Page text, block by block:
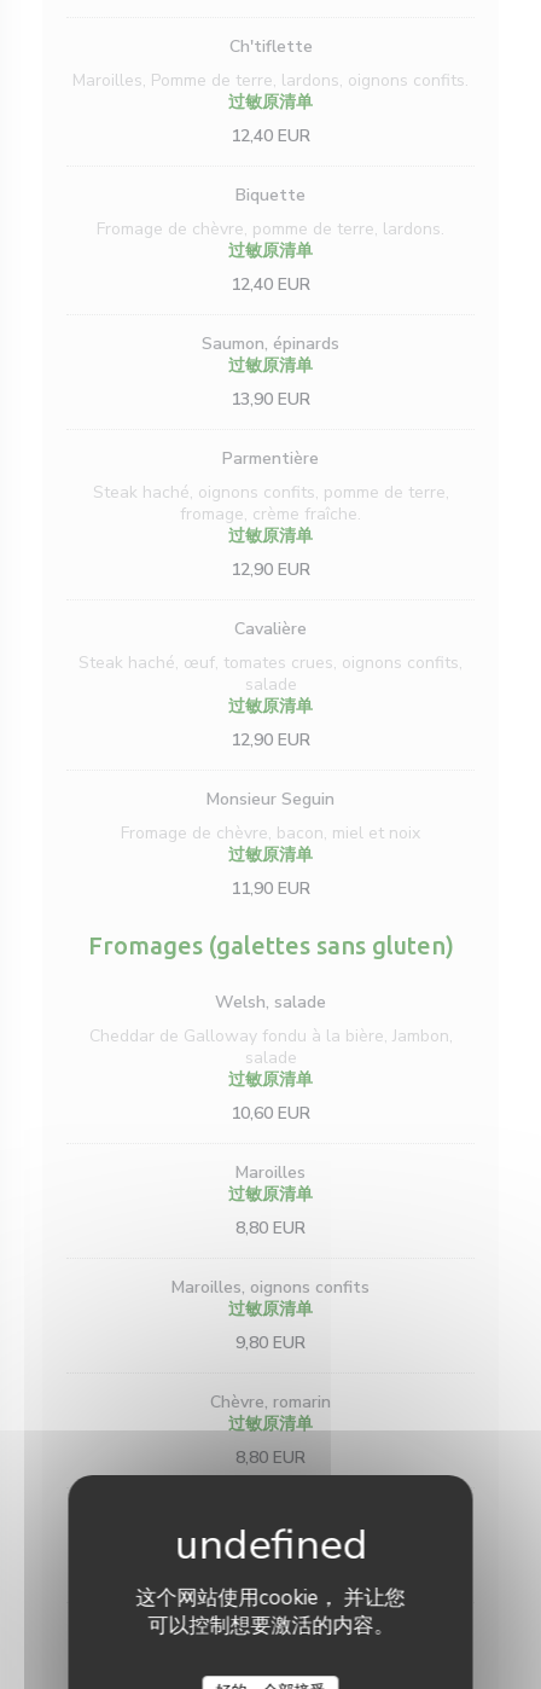
这个网站使用cookie， 并让您
可以控制想要激活的内容。
Ch'tiflette
Maroilles, Pomme de terre, lardons, oignons confits.
过敏原清单
12,40 EUR
Biquette
Fromage de chèvre, pomme de terre, lardons.
过敏原清单
12,40 EUR
Saumon, épinards
过敏原清单
13,90 EUR
Parmentière
Steak haché, oignons confits, pomme de terre,
fromage, crème fraîche.
过敏原清单
12,90 EUR
Cavalière
Steak haché, œuf, tomates crues, oignons confits,
salade
过敏原清单
12,90 EUR
Monsieur Seguin
Fromage de chèvre, bacon, miel et noix
过敏原清单
11,90 EUR
Fromages (galettes sans gluten)
Welsh, salade
Cheddar de Galloway fondu à la bière, Jambon,
salade
过敏原清单
10,60 EUR
Maroilles
过敏原清单
8,80 EUR
Maroilles, oignons confits
过敏原清单
9,80 EUR
Chèvre, romarin
过敏原清单
8,80 EUR
过敏原清单
Roquefort, poires